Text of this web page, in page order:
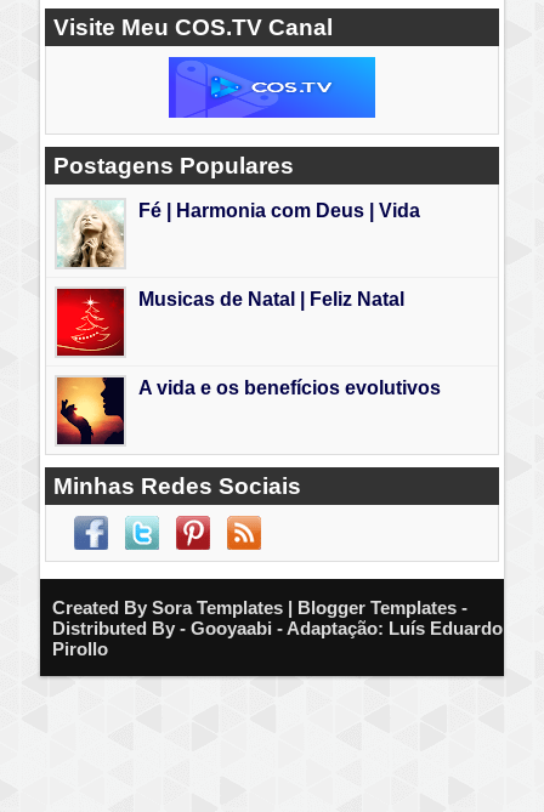
Visite Meu COS.TV Canal
Postagens Populares
Fé | Harmonia com Deus | Vida
Musicas de Natal | Feliz Natal
A vida e os benefícios evolutivos
Minhas Redes Sociais
Created By Sora Templates | Blogger Templates -
Distributed By - Gooyaabi - Adaptação: Luís Eduardo
Pirollo